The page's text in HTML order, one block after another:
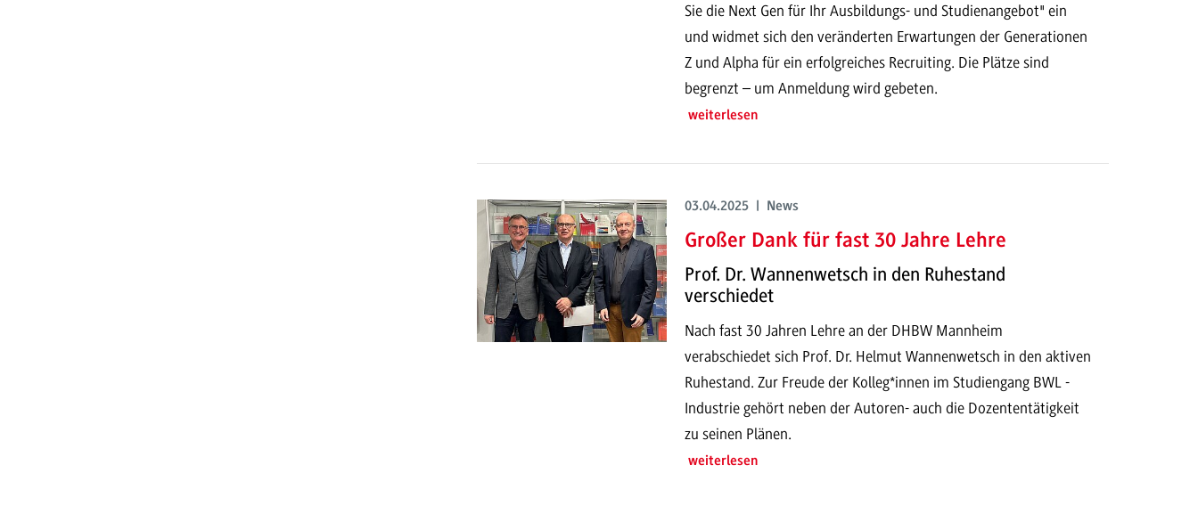
Sie die Next Gen für Ihr Ausbildungs- und Studienangebot" ein
und widmet sich den veränderten Erwartungen der Generationen
Z und Alpha für ein erfolgreiches Recruiting. Die Plätze sind
begrenzt – um Anmeldung wird gebeten.
weiterlesen
03.04.2025 | News
Großer Dank für fast 30 Jahre Lehre
Prof. Dr. Wannenwetsch in den Ruhestand
verschiedet
Nach fast 30 Jahren Lehre an der DHBW Mannheim
verabschiedet sich Prof. Dr. Helmut Wannenwetsch in den aktiven
Ruhestand. Zur Freude der Kolleg*innen im Studiengang BWL -
Industrie gehört neben der Autoren- auch die Dozententätigkeit
zu seinen Plänen.
weiterlesen